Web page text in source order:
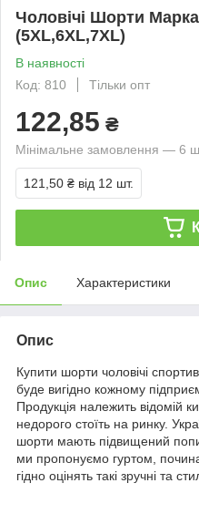
Чоловічі Шорти
(5XL,6XL,7XL)
В наявності
Код: 810
Тільки опт
122,85 ₴
Мінімальне замовлення — 6
121,50 ₴ від 12 шт.
Опис Характеристики
Опис
Купити шорти чоловічі
буде вигідно кожному
Продукція належить відомій
недорого стоїть на ринку.
шорти мають підвищений
ми пропонуємо гуртом,
гідно оцінять такі зручні та